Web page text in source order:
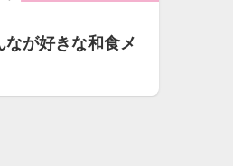
なが好きな和食メ